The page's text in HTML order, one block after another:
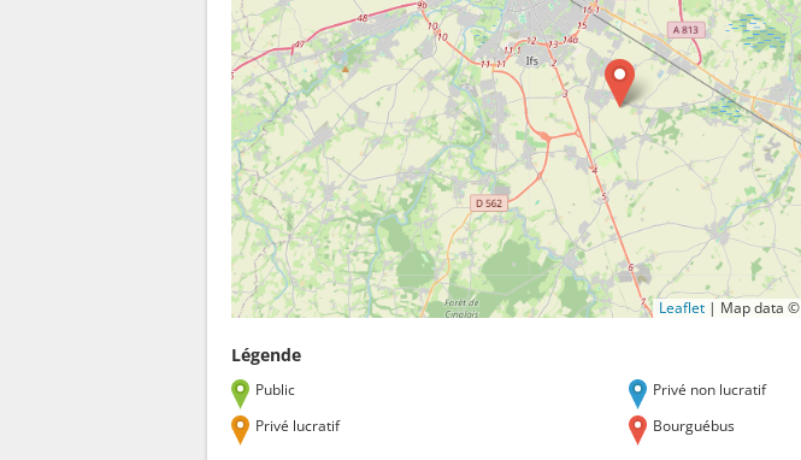
Leaflet | Map data ©
Légende
Public
Privé non lucratif
Privé lucratif
Bourguébus